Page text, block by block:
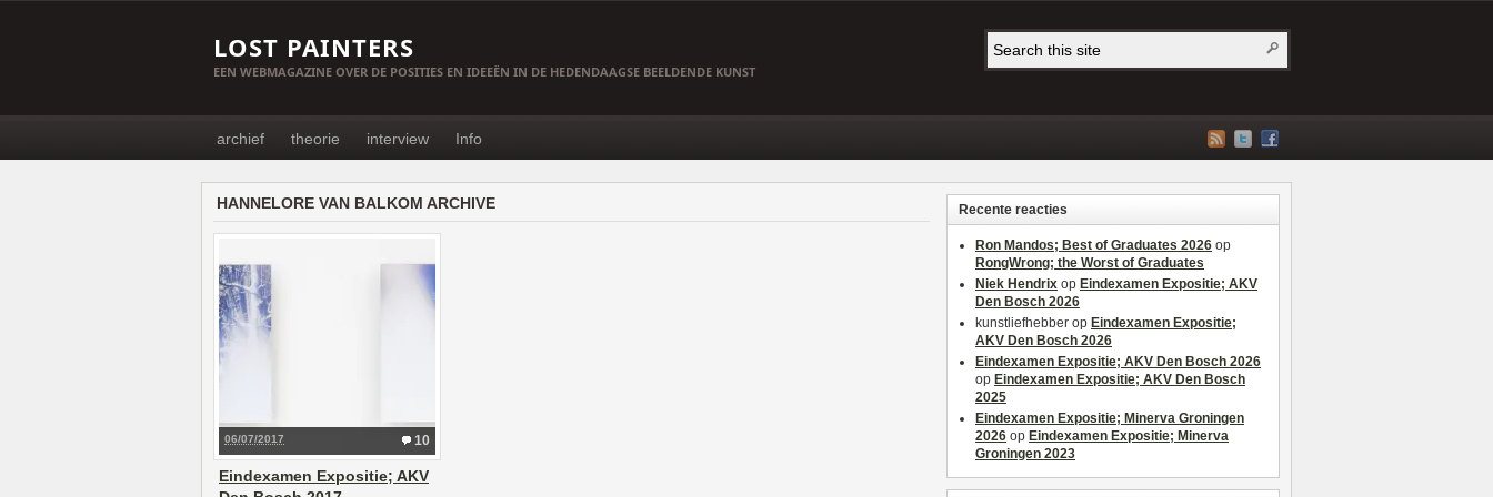
LOST PAINTERS
EEN WEBMAGAZINE OVER DE POSITIES EN IDEEËN IN DE HEDENDAAGSE BEELDENDE KUNST
archief theorie interview Info
HANNELORE VAN BALKOM ARCHIVE
10
06/07/2017
Eindexamen Expositie; AKV
Recente reacties
Ron Mandos; Best of Graduates 2026 op
RongWrong; the Worst of Graduates
Niek Hendrix op Eindexamen Expositie; AKV
Den Bosch 2026
kunstliefhebber op Eindexamen Expositie;
AKV Den Bosch 2026
Eindexamen Expositie; AKV Den Bosch 2026
op Eindexamen Expositie; AKV Den Bosch
2025
Eindexamen Expositie; Minerva Groningen
2026 op Eindexamen Expositie; Minerva
Groningen 2023